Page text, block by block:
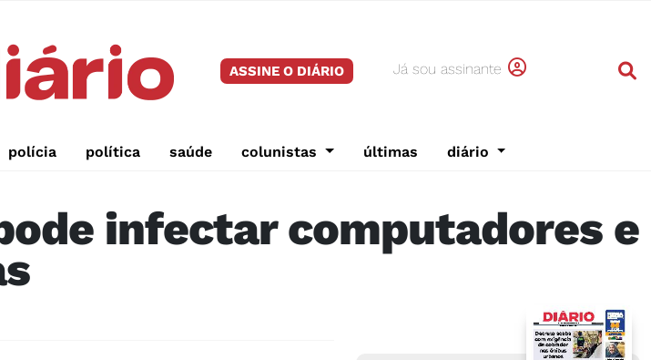
ASSINE O DIÁRIO Já sou assinante
polícia política saúde colunistas últimas diário
infectar computadores e